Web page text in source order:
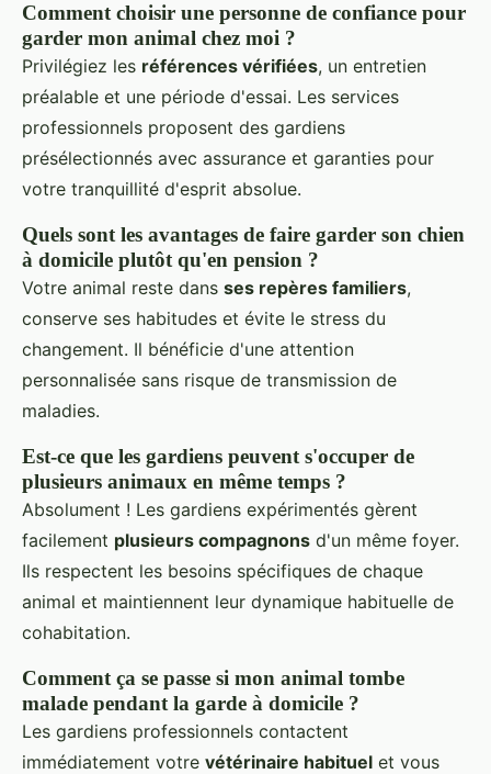
Comment choisir une personne de confiance pour
garder mon animal chez moi ?
Privilégiez les références vérifiées, un entretien
préalable et une période d'essai. Les services
professionnels proposent des gardiens
présélectionnés avec assurance et garanties pour
votre tranquillité d'esprit absolue.
Quels sont les avantages de faire garder son chien
à domicile plutôt qu'en pension ?
Votre animal reste dans ses repères familiers,
conserve ses habitudes et évite le stress du
changement. Il bénéficie d'une attention
personnalisée sans risque de transmission de
maladies.
Est-ce que les gardiens peuvent s'occuper de
plusieurs animaux en même temps ?
Absolument ! Les gardiens expérimentés gèrent
facilement plusieurs compagnons d'un même foyer.
Ils respectent les besoins spécifiques de chaque
animal et maintiennent leur dynamique habituelle de
cohabitation.
Comment ça se passe si mon animal tombe
malade pendant la garde à domicile ?
Les gardiens professionnels contactent
immédiatement votre vétérinaire habituel et vous